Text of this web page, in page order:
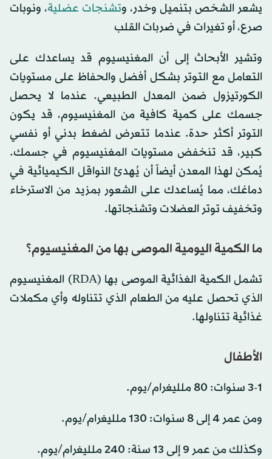
يشعر الشخص بتنميل وخدر، وتشنجات عضلية، ونوبات
صرع، أو تغيرات في ضربات القلب
وتشير الأبحاث إلى أن المغنيسيوم قد يساعدك على
التعامل مع التوتر بشكل أفضل والحفاظ على مستويات
الكورتيزول ضمن المعدل الطبيعي. عندما لا يحصل
جسمك على كمية كافية من المغنيسيوم، قد يكون
التوتر أكثر حدة. عندما تتعرض لضغط بدني أو نفسي
كبير، قد تنخفض مستويات المغنيسيوم في جسمك.
يُمكن لهذا المعدن أيضاً أن يُهدئ النواقل الكيميائية في
دماغك، مما يُساعدك على الشعور بمزيد من الاسترخاء
وتخفيف توتر العضلات وتشنجاتها.
ما الكمية اليومية الموصى بها من المغنيسيوم؟
تشمل الكمية الغذائية الموصى بها (RDA) المغنيسيوم
الذي تحصل عليه من الطعام الذي تتناوله وأي مكملات
غذائية تتناولها.
الأطفال
3-1 سنوات: 80 ملليغرام/يوم.
ومن عمر 4 إلى 8 سنوات: 130 ملليغرام/يوم.
وكذلك من عمر 9 إلى 13 سنة: 240 ملليغرام/يوم.